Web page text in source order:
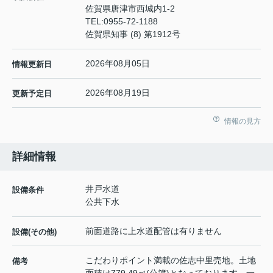
佐賀県唐津市西城内1-2
TEL:0955-72-1188
佐賀県知事 (8) 第1912号
情報更新日 2026年08月05日
更新予定日 2026年08月19日
情報の見方
詳細情報
設備条件
井戸水道
公共下水
設備(その他) 前面道路に上水道配管は有りません
備考
こだわりポイント満載の佐志中里売地。土地